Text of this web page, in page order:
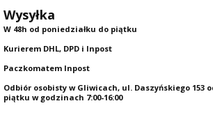
Wysyłka
W 48h od poniedziałku do piątku
Kurierem DHL, DPD i Inpost
Paczkomatem Inpost
Odbiór osobisty w Gliwicach, ul. Daszyńskiego 153
piątku w godzinach 7:00-16:00